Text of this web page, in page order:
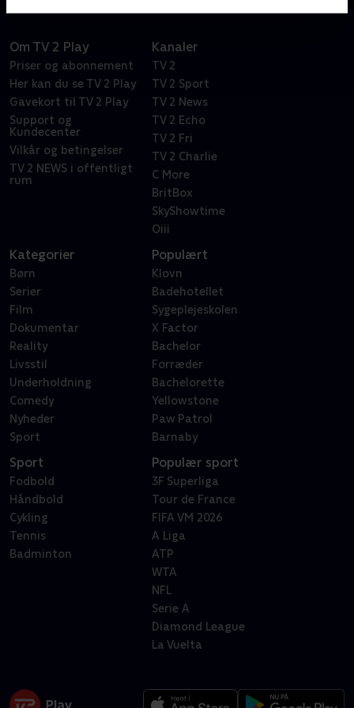
Om TV 2 Play
Priser og abonnement
Her kan du se TV 2 Play
Gavekort til TV 2 Play
Support og
Kundecenter
Vilkår og betingelser
TV 2 NEWS i offentligt
rum
Kanaler
TV 2
TV 2 Sport
TV 2 News
TV 2 Echo
TV 2 Fri
TV 2 Charlie
C More
BritBox
SkyShowtime
Oiii
Kategorier
Børn
Serier
Film
Dokumentar
Reality
Livsstil
Underholdning
Comedy
Nyheder
Sport
Populært
Klovn
Badehotellet
Sygeplejeskolen
X Factor
Bachelor
Forræder
Bachelorette
Yellowstone
Paw Patrol
Barnaby
Sport
Fodbold
Håndbold
Cykling
Tennis
Badminton
Populær sport
3F Superliga
Tour de France
FIFA VM 2026
A Liga
ATP
WTA
NFL
Serie A
Diamond League
La Vuelta